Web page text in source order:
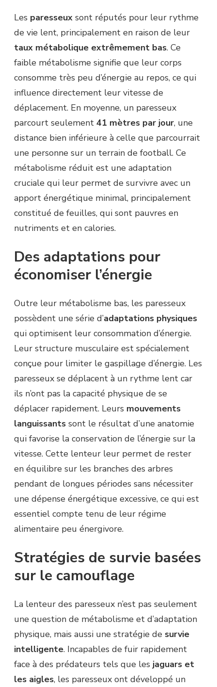
Les paresseux sont réputés pour leur rythme
de vie lent, principalement en raison de leur
taux métabolique extrêmement bas. Ce
faible métabolisme signifie que leur corps
consomme très peu d’énergie au repos, ce qui
influence directement leur vitesse de
déplacement. En moyenne, un paresseux
parcourt seulement 41 mètres par jour, une
distance bien inférieure à celle que parcourrait
une personne sur un terrain de football. Ce
métabolisme réduit est une adaptation
cruciale qui leur permet de survivre avec un
apport énergétique minimal, principalement
constitué de feuilles, qui sont pauvres en
nutriments et en calories.
Des adaptations pour
économiser l’énergie
Outre leur métabolisme bas, les paresseux
possèdent une série d’adaptations physiques
qui optimisent leur consommation d’énergie.
Leur structure musculaire est spécialement
conçue pour limiter le gaspillage d’énergie. Les
paresseux se déplacent à un rythme lent car
ils n’ont pas la capacité physique de se
déplacer rapidement. Leurs mouvements
languissants sont le résultat d’une anatomie
qui favorise la conservation de l’énergie sur la
vitesse. Cette lenteur leur permet de rester
en équilibre sur les branches des arbres
pendant de longues périodes sans nécessiter
une dépense énergétique excessive, ce qui est
essentiel compte tenu de leur régime
alimentaire peu énergivore.
Stratégies de survie basées
sur le camouflage
La lenteur des paresseux n’est pas seulement
une question de métabolisme et d’adaptation
physique, mais aussi une stratégie de survie
intelligente. Incapables de fuir rapidement
face à des prédateurs tels que les jaguars et
les aigles, les paresseux ont développé un